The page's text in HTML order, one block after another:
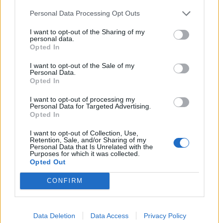
Personal Data Processing Opt Outs
I want to opt-out of the Sharing of my
personal data.
Opted In
I want to opt-out of the Sale of my
Personal Data.
Opted In
I want to opt-out of processing my
Personal Data for Targeted Advertising.
Opted In
I want to opt-out of Collection, Use,
Retention, Sale, and/or Sharing of my
Personal Data that Is Unrelated with the
Purposes for which it was collected.
Opted Out
CONFIRM
Data Deletion Data Access Privacy Policy
Esim for Global|
Esim for USA|Esim for Italy
for Turkey|Esim for Germany
for Asia|Esim for World Cup 2026|Esim for Saudi
| Esim for Egypt| Esim for United Arab